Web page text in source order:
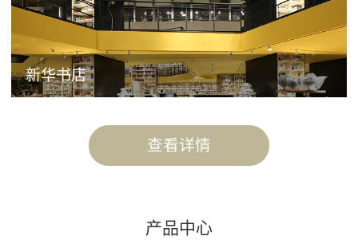
新华书店
查看详情
产品中心